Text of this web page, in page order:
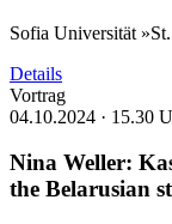
Sofia Universität
Details
Vortrag
04.10.2024 · 15.30
Nina Weller:
the Belarusian